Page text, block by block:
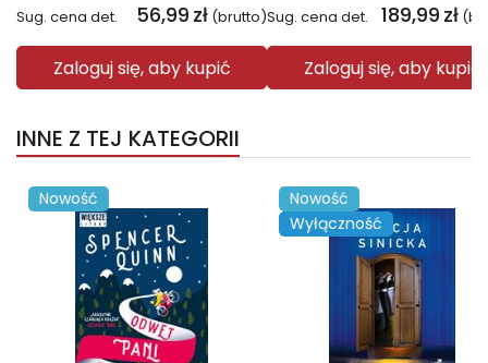
Sug. cena det. 56,99 zł (brutto)
Zaloguj się, aby kupić
Sug. cena det. 189,99 zł
Zaloguj się, aby kupić
INNE Z TEJ KATEGORII
Nowość
Nowość
Wyłączność